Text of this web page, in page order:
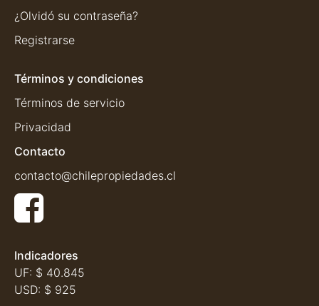
¿Olvidó su contraseña?
Registrarse
Términos y condiciones
Términos de servicio
Privacidad
Contacto
contacto@chilepropiedades.cl
Indicadores
UF: $ 40.845
USD: $ 925